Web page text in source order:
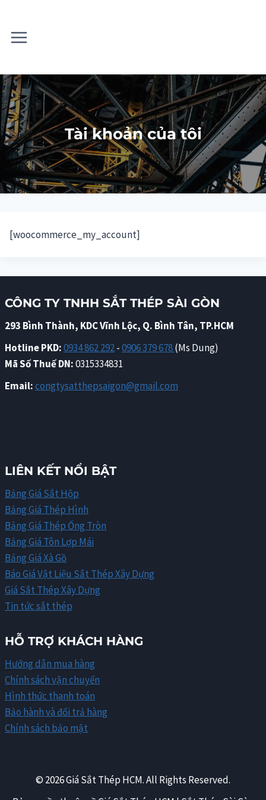
content
Tài khoản của tôi
[woocommerce_my_account]
CÔNG TY TNHH SẮT THÉP SÀI GÒN
293 Bình Thành, KDC Vĩnh Lộc, Q. Bình Tân, TP.HCM
Hotline PKD:0934 862 292-0906 379 678(Ms Dung)
Mã Số Thuế DN:0315334831
Email:congtysatthepsaigon@gmail.com
LIÊN KẾT NỔI BẬT
Bảng Giá Sắt Hộp
Bảng Giá Thép Hình
Bảng Giá Thép Ống Tròn
Bảng Giá Tôn Lợp Mái
Bảng Giá Xà Gồ
Báo Giá Vật Liệu Sắt Thép Xây Dựng
Giá Sắt Thép Xây Dựng
Tin tức sắt thép
HỖ TRỢ KHÁCH HÀNG
Hướng dẫn mua hàng
Chính sách vận chuyển
Hình thức thanh toán
Bảo hành và đổi trả hàng
Chính sách bảo mật
© 2026 Giá Sắt Thép HCM. All Rights Reserved.